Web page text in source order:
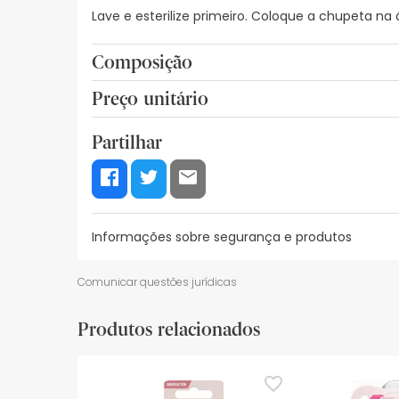
Lave e esterilize primeiro. Coloque a chupeta
Composição
Tetina, ecrã ou disco de protecção, dispositivo
Preço unitário
Partilhar
Informações sobre segurança e produtos
Recursos de segurança visual
De momento, não dispomos de imagens de
sobre segurança, não hesites em contactar-
Comunicar questões jurídicas
Produtos relacionados